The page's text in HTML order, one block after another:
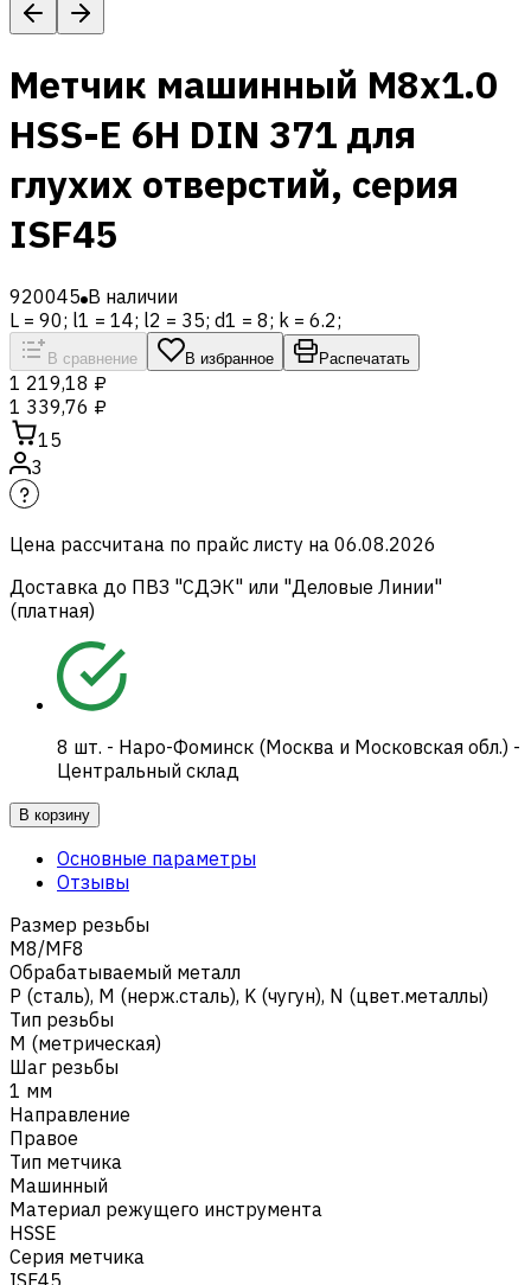
Метчик машинный M8x1.0
HSS-E 6H DIN 371 для
глухих отверстий, серия
ISF45
920045 В наличии
L = 90; l1 = 14; l2 = 35; d1 = 8; k = 6.2;
В сравнение В избранное Распечатать
1 219,18 ₽
1 339,76 ₽
15
3
Цена рассчитана по прайс листу на 06.08.2026
Доставка до ПВЗ "СДЭК" или "Деловые Линии"
(платная)
8 шт. - Наро-Фоминск (Москва и Московская обл.) -
Центральный склад
В корзину
Основные параметры
Отзывы
Размер резьбы
M8/MF8
Обрабатываемый металл
Р (сталь), M (нерж.сталь), K (чугун), N (цвет.металлы)
Тип резьбы
M (метрическая)
Шаг резьбы
1 мм
Направление
Правое
Тип метчика
Машинный
Материал режущего инструмента
HSSE
Серия метчика
ISF45